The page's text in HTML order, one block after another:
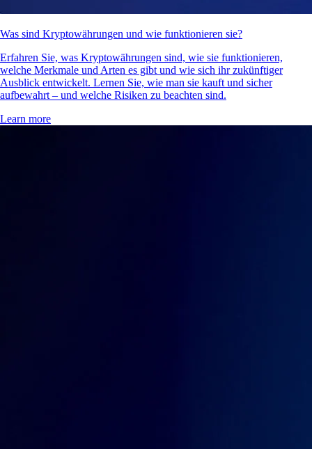
Was sind Kryptowährungen und wie funktionieren sie?
Erfahren Sie, was Kryptowährungen sind, wie sie funktionieren,
welche Merkmale und Arten es gibt und wie sich ihr zukünftiger
Ausblick entwickelt. Lernen Sie, wie man sie kauft und sicher
aufbewahrt – und welche Risiken zu beachten sind.
Learn more